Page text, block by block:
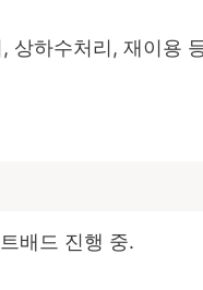
상하수처리, 재이용
배드 진행 중.